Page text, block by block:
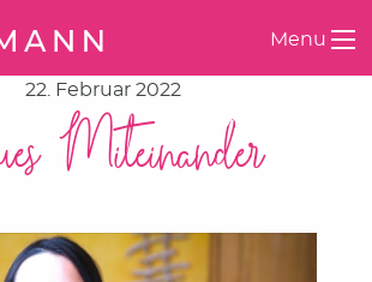
Menu
22. Februar 2022
Miteinander